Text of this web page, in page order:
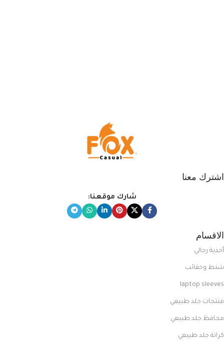
اشترك معنا
شارك موقعنا:
الاقسام
أحذية رجالي
شنط وحقائب
laptop sleeves
منتجات جلد طبيعي
محافظ جلد طبيعي
كراتة جلد طبيعي